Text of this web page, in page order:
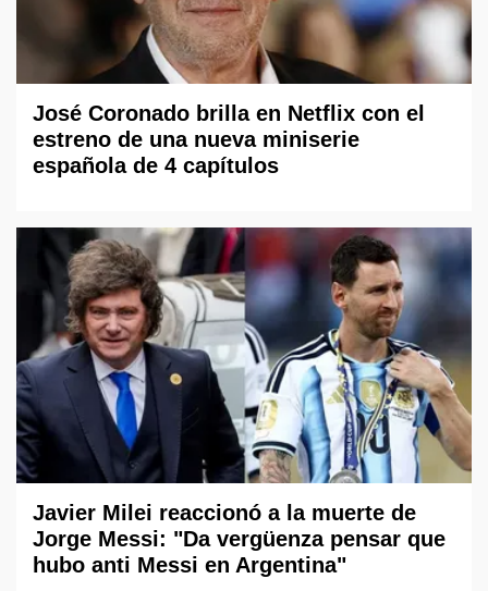
José Coronado brilla en Netflix con el
estreno de una nueva miniserie
española de 4 capítulos
Javier Milei reaccionó a la muerte de
Jorge Messi: "Da vergüenza pensar que
hubo anti Messi en Argentina"